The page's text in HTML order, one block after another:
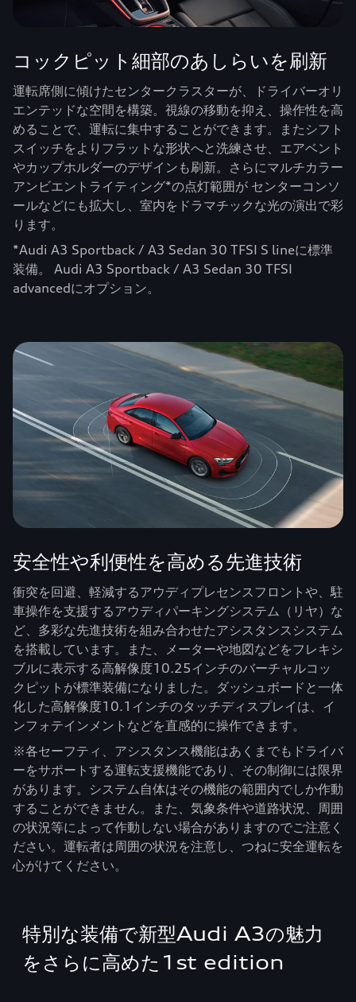
コックピット細部のあしらいを刷新
運転席側に傾けたセンタークラスターが、ドライバーオリ
エンテッドな空間を構築。視線の移動を抑え、操作性を高
めることで、運転に集中することができます。またシフト
スイッチをよりフラットな形状へと洗練させ、エアベント
やカップホルダーのデザインも刷新。さらにマルチカラー
アンビエントライティング*の点灯範囲が センターコンソ
ールなどにも拡大し、室内をドラマチックな光の演出で彩
ります。
*Audi A3 Sportback / A3 Sedan 30 TFSI S lineに標準
装備。 Audi A3 Sportback / A3 Sedan 30 TFSI
advancedにオプション。
安全性や利便性を高める先進技術
衝突を回避、軽減するアウディプレセンスフロントや、駐
車操作を支援するアウディパーキングシステム（リヤ）な
ど、多彩な先進技術を組み合わせたアシスタンスシステム
を搭載しています。また、メーターや地図などをフレキシ
ブルに表示する高解像度10.25インチのバーチャルコッ
クピットが標準装備になりました。ダッシュボードと一体
化した高解像度10.1インチのタッチディスプレイは、イ
ンフォテインメントなどを直感的に操作できます。
※各セーフティ、アシスタンス機能はあくまでもドライバ
ーをサポートする運転支援機能であり、その制御には限界
があります。システム自体はその機能の範囲内でしか作動
することができません。また、気象条件や道路状況、周囲
の状況等によって作動しない場合がありますのでご注意く
ださい。運転者は周囲の状況を注意し、つねに安全運転を
心がけてください。
特別な装備で新型Audi A3の魅力
をさらに高めた1st edition